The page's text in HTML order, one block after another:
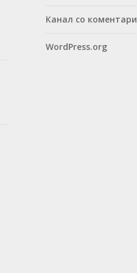
Канал со коментари
WordPress.org